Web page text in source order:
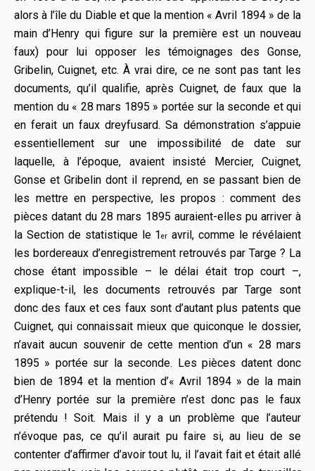
alors à l’île du Diable et que la mention « Avril 1894 » de la
main d’Henry qui figure sur la première est un nouveau
faux) pour lui opposer les témoignages des Gonse,
Gribelin, Cuignet, etc. À vrai dire, ce ne sont pas tant les
documents, qu’il qualifie, après Cuignet, de faux que la
mention du « 28 mars 1895 » portée sur la seconde et qui
en ferait un faux dreyfusard. Sa démonstration s’appuie
essentiellement sur une impossibilité de date sur
laquelle, à l’époque, avaient insisté Mercier, Cuignet,
Gonse et Gribelin dont il reprend, en se passant bien de
les mettre en perspective, les propos : comment des
pièces datant du 28 mars 1895 auraient-elles pu arriverà
la Section de statistique le 1er avril, comme le révélaient
les bordereaux d’enregistrement retrouvés par Targe ? La
chose étant impossible – le délai était trop court –,
explique-t-il, les documents retrouvés par Targesont
donc des faux et ces faux sont d’autant plus patents que
Cuignet, qui connaissait mieux que quiconque le dossier,
n’avait aucun souvenir de cette mention d’un « 28 mars
1895 » portée sur la seconde. Les pièces datent donc
bien de 1894 et la mention d’« Avril 1894 » de la main
d’Henry portée sur la première n’est donc pas le faux
prétendu ! Soit. Mais il y a un problème que l’auteur
n’évoque pas, ce qu’il aurait pu faire si, au lieu de se
contenter d’affirmer d’avoir tout lu, il l’avait fait et était allé